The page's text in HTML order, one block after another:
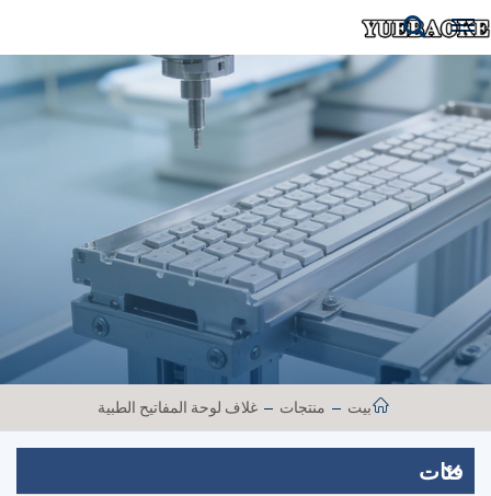
بيت منتجات غلاف لوحة المفاتيح الطبية
فئات